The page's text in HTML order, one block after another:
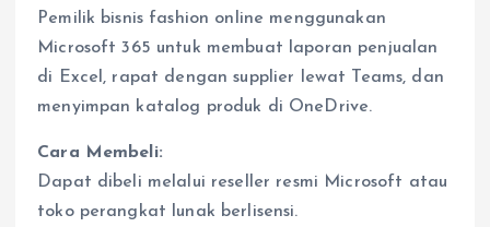
Pemilik bisnis fashion online menggunakan
Microsoft 365 untuk membuat laporan penjualan
di Excel, rapat dengan supplier lewat Teams, dan
menyimpan katalog produk di OneDrive.
Cara Membeli:
Dapat dibeli melalui reseller resmi Microsoft atau
toko perangkat lunak berlisensi.